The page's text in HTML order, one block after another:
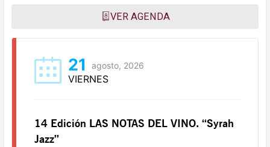
VER AGENDA
21 agosto, 2026
VIERNES
14 Edición LAS NOTAS DEL VINO. “Syrah
Jazz”